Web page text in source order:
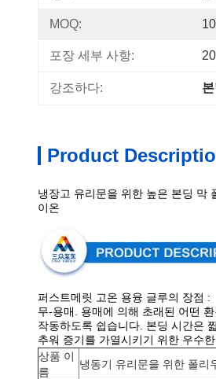
MOQ:
포장 세부 사항:
강조하다:
Product
냉장고 유리문을 위한 높은 본딩 막
이온
퍼스트메릿 고온 용융 글루의 장점 :
무-용매. 용매에 의해 초래된 어떤
작동하도록 쉽습니다. 본딩 시간은
추워 증기를 가열시키기 위한 우수
상품 이
름
냉동기 유리문을 위한 폴리